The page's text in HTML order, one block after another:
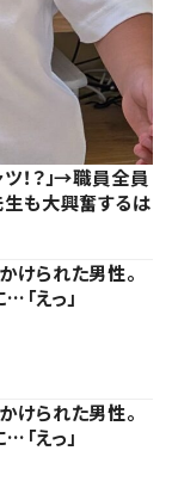
！？」→職員全員
も大興奮するは
られた男性。
「えっ」
られた男性。
「えっ」